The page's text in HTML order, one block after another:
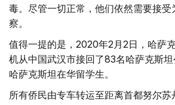
毒。尽管一切正常，他们依然需要接
察。
值得一提的是，2020年2月2日，哈萨
机从中国武汉市接回了83名哈萨克斯
哈萨克斯坦在华留学生。
所有侨民由专车转运至距离首都努尔